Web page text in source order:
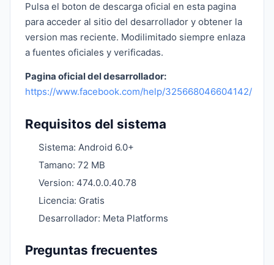
Pulsa el boton de descarga oficial en esta pagina
para acceder al sitio del desarrollador y obtener la
version mas reciente. Modilimitado siempre enlaza
a fuentes oficiales y verificadas.
Pagina oficial del desarrollador:
https://www.facebook.com/help/325668046604142/
Requisitos del sistema
Sistema: Android 6.0+
Tamano: 72 MB
Version: 474.0.0.40.78
Licencia: Gratis
Desarrollador: Meta Platforms
Preguntas frecuentes